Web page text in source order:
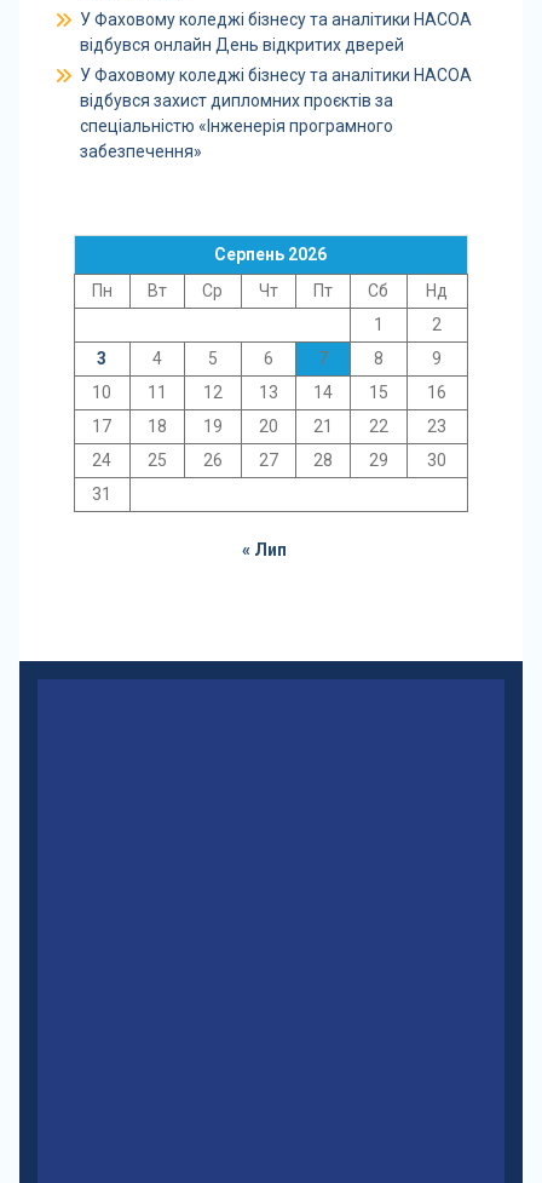
У Фаховому коледжі бізнесу та аналітики НАСОА
відбувся онлайн День відкритих дверей
У Фаховому коледжі бізнесу та аналітики НАСОА
відбувся захист дипломних проєктів за
спеціальністю «Інженерія програмного
забезпечення»
Серпень 2026
Пн
Вт Ср Чт Пт Сб
Нд
1
2
3
4 5 6 7 8
9
10
11 12 13 14 15
16
17
18 19 20 21 22
23
24
25 26 27 28 29
30
31
« Лип